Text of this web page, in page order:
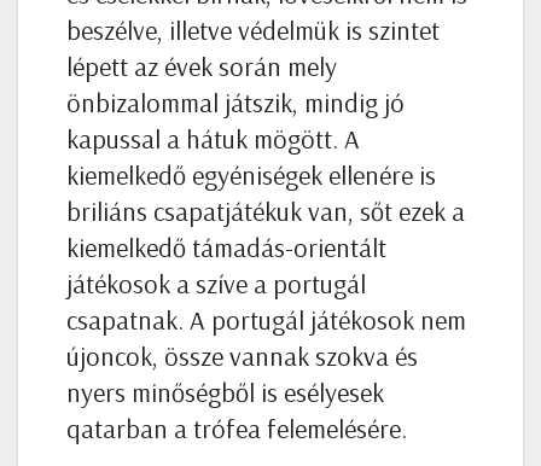
beszélve, illetve védelmük is szintet
lépett az évek során mely
önbizalommal játszik, mindig jó
kapussal a hátuk mögött. A
kiemelkedő egyéniségek ellenére is
briliáns csapatjátékuk van, sőt ezek a
kiemelkedő támadás-orientált
játékosok a szíve a portugál
csapatnak. A portugál játékosok nem
újoncok, össze vannak szokva és
nyers minőségből is esélyesek
qatarban a trófea felemelésére.